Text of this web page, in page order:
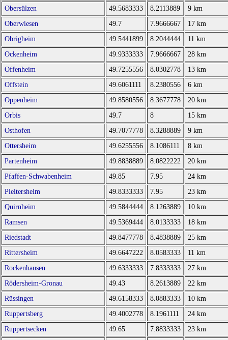
Obersülzen 49.5683333 8.2113889
9 km
Oberwiesen
49.7 7.9666667
17 km
Obrigheim
49.5441899 8.2044444
11 km
Ockenheim
49.9333333 7.9666667
28 km
Offenheim
49.7255556 8.0302778
13 km
Offstein
49.6061111 8.2380556
6 km
Oppenheim
49.8580556 8.3677778
20 km
Orbis
49.7 8
15 km
Osthofen
49.7077778 8.3288889
9 km
Ottersheim
49.6255556 8.1086111
8 km
Partenheim
49.8838889 8.0822222
20 km
Pfaffen-Schwabenheim
49.85 7.95
24 km
Pleitersheim
49.8333333 7.95
23 km
Quirnheim
49.5844444 8.1263889
10 km
Ramsen
49.5369444 8.0133333
18 km
Riedstadt
49.8477778 8.4838889
25 km
Rittersheim
49.6647222 8.0583333
11 km
Rockenhausen
49.6333333 7.8333333
27 km
Rödersheim-Gronau
49.43 8.2613889
22 km
Rüssingen
49.6158333 8.0883333
10 km
Ruppertsberg
49.4002778 8.1961111
24 km
Ruppertsecken
49.65 7.8833333
23 km